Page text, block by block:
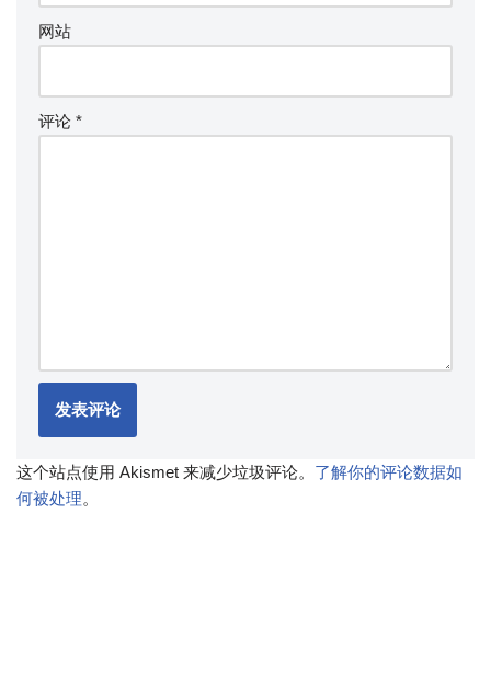
网站
评论 *
这个站点使用 Akismet 来减少垃圾评论。 了解你的评论数据如
何被处理。